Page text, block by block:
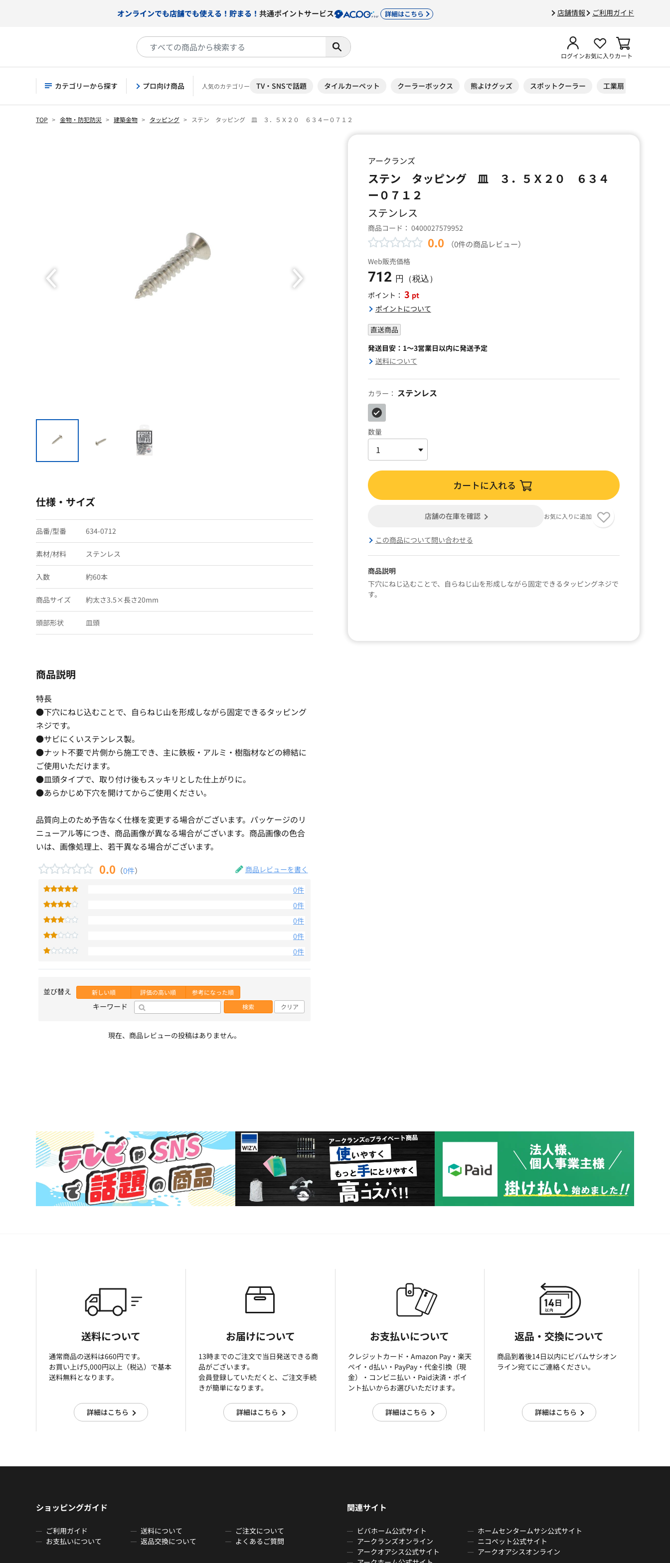
店舗情報 ご利用ガイド
オンラインでも店舗でも使える！貯まる！ 共通ポイントサービス 詳細はこちら
ログインお気に入りカート
カテゴリーから探す プロ向け商品 人気のカテゴリー TV・SNSで話題 タイルカーペット クーラーボックス 熊よけグッズ スポットクーラー 工業扇
TOP 金物・防犯防災 建築金物 タッピング ステン タッピング 皿 ３．５Ｘ２０ ６３４ー０７１２
アークランズ
ステン タッピング 皿 ３．５Ｘ２０ ６３４
ー０７１２
ステンレス
商品コード： 0400027579952
0.0 （0件の商品レビュー）
Web販売価格
712 円（税込）
ポイント： 3 pt
ポイントについて
直送商品
発送目安：1～3営業日以内に発送予定
送料について
カラー： ステンレス
数量
カートに入れる
店舗の在庫を確認 お気に入りに追加
この商品について問い合わせる
商品説明
下穴にねじ込むことで、自らねじ山を形成しながら固定できるタッピングネジで
す。
仕様・サイズ
品番/型番 634-0712
素材/材料 ステンレス
入数 約60本
商品サイズ 約太さ3.5×長さ20mm
頭部形状 皿頭
商品説明
特長
●下穴にねじ込むことで、自らねじ山を形成しながら固定できるタッピング
ネジです。
●サビにくいステンレス製。
●ナット不要で片側から施工でき、主に鉄板・アルミ・樹脂材などの締結に
ご使用いただけます。
●皿頭タイプで、取り付け後もスッキリとした仕上がりに。
●あらかじめ下穴を開けてからご使用ください。
品質向上のため予告なく仕様を変更する場合がございます。パッケージのリ
ニューアル等につき、商品画像が異なる場合がございます。商品画像の色合
いは、画像処理上、若干異なる場合がございます。
0.0 （0件） 商品レビューを書く
0件
0件
0件
0件
0件
並び替え 新しい順 評価の高い順 参考になった順
キーワード 検索 クリア
現在、商品レビューの投稿はありません。
送料について
通常商品の送料は660円です。
お買い上げ5,000円以上（税込）で基本
送料無料となります。
詳細はこちら
お届けについて
13時までのご注文で当日発送できる商
品がございます。
会員登録していただくと、ご注文手続
きが簡単になります。
詳細はこちら
お支払いについて
クレジットカード・Amazon Pay・楽天
ぺイ・d払い・PayPay・代金引換（現
金）・コンビニ払い・Paid決済・ポイ
ント払いからお選びいただけます。
詳細はこちら
返品・交換について
商品到着後14日以内にビバムサシオン
ライン宛てにご連絡ください。
詳細はこちら
ショッピングガイド
ご利用ガイド 送料について
ご注文について
お支払いについて
返品交換について よくあるご質問
関連サイト
ビバホーム公式サイト
ホームセンタームサシ公式サイト
アークランズオンライン
ニコペット公式サイト
アークオアシス公式サイト
アークオアシスオンライン